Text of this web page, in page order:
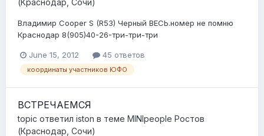
(Краснодар, Сочи)
Владимир Cooper S (R53) Черный ВЕСЬ.номер не помню
Краснодар 8(905)40-26-три-три-три
June 15, 2012 45 ответов
координаты участников ЮФО
ВСТРЕЧАЕМСЯ
topic ответил iston в теме MINIpeople Ростов
(Краснодар, Сочи)